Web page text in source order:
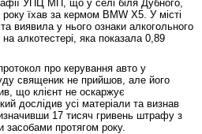
УПЦ МП, що у селі біля Дубного,
їхав за кермом BMW X5. У місті
виявила у нього ознаки алкогольного
алкотестері, яка показала 0,89
про керування авто у
священик не прийшов, але його
що клієнт не оскаржує
дослідив усі матеріали та визнав
17 тисяч гривень штрафу з
засобами протягом року.